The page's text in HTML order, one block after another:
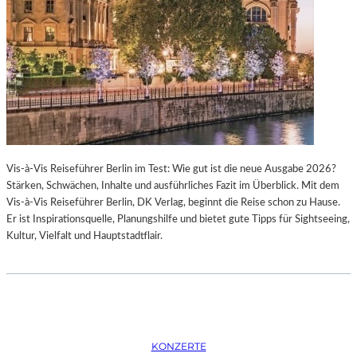
K
T
I
O
N
M
I
T
H
M
B
U
R
O
S
O
P
E
R
I
N
M
Ü
C
H
E
N
P
Vis-à-Vis Reiseführer Berlin im Test: Wie gut ist die neue Ausgabe 2026?
Stärken, Schwächen, Inhalte und ausführliches Fazit im Überblick. Mit dem
Vis-à-Vis Reiseführer Berlin, DK Verlag, beginnt die Reise schon zu Hause.
Er ist Inspirationsquelle, Planungshilfe und bietet gute Tipps für Sightseeing,
Kultur, Vielfalt und Hauptstadtflair.
KONZERTE